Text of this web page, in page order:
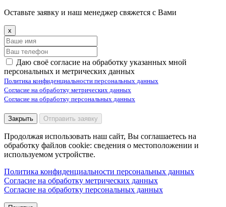
Оставьте заявку и наш менеджер свяжется с Вами
x
Даю своё согласие на обработку указанных мной
персональных и метрических данных
Политика конфиденциальности персональных данных
Согласие на обработку метрических данных
Согласие на обработку персональных данных
Закрыть Отправить заявку
Продолжая использовать наш сайт, Вы соглашаетесь на
обработку файлов cookie: сведения о местоположении и
используемом устройстве.
Политика конфиденциальности персональных данных
Согласие на обработку метрических данных
Согласие на обработку персональных данных